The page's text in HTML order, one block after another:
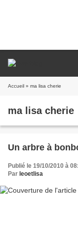
Accueil » ma lisa cherie
ma lisa cherie
Un arbre à
Publié le 19/10/2010 à
Par leoetlisa